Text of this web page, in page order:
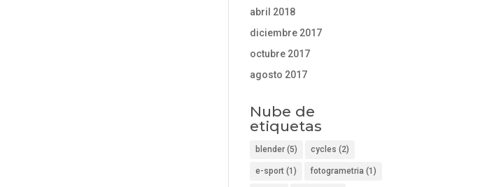
abril 2018
diciembre 2017
octubre 2017
agosto 2017
Nube de
etiquetas
blender (5) cycles (2)
e-sport (1) fotogrametria (1)